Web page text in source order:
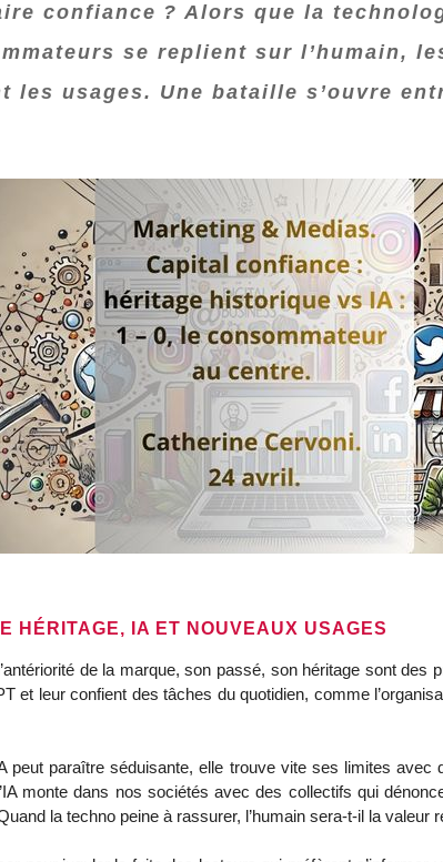
confiance ? Alors que la
se replient sur l’humain,
les usages. Une bataille s’ouvre
HÉRITAGE, IA ET NOUVEAUX USAGES
de la marque, son passé, son héritage sont des
et leur confient des tâches du quotidien, comme
peut paraître séduisante, elle trouve vite ses limites
monte dans nos sociétés avec des collectifs qui
la techno peine à rassurer, l’humain sera-t-il la valeur